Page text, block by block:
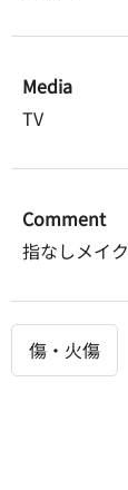
Media
TV
Comment
指なしメイク
傷・火傷